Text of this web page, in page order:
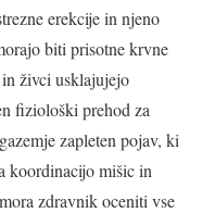
erekcije in njeno
biti prisotne krvne
živci usklajujejo
fiziološki prehod za
je zapleten pojav, ki
koordinacijo mišic in
zdravnik oceniti vse